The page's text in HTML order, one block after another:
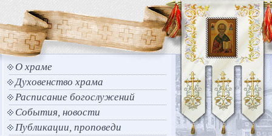
О храме
Духовенство храма
Расписание богослужений
События, новости
Публикации, проповеди